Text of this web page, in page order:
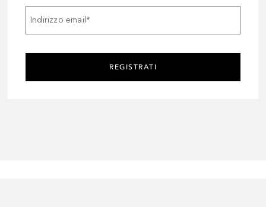
Indirizzo email*
REGISTRATI